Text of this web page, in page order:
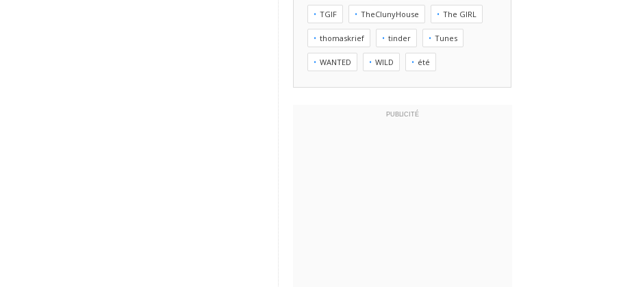
TGIF TheClunyHouse The GIRL
thomaskrief tinder Tunes
WANTED WILD été
PUBLICITÉ